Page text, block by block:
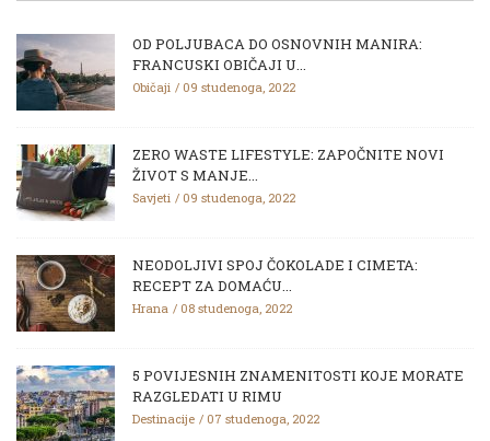
OD POLJUBACA DO OSNOVNIH MANIRA:
FRANCUSKI OBIČAJI U...
Običaji 09 studenoga, 2022
ZERO WASTE LIFESTYLE: ZAPOČNITE NOVI
ŽIVOT S MANJE...
Savjeti 09 studenoga, 2022
NEODOLJIVI SPOJ ČOKOLADE I CIMETA:
RECEPT ZA DOMAĆU...
Hrana 08 studenoga, 2022
5 POVIJESNIH ZNAMENITOSTI KOJE MORATE
RAZGLEDATI U RIMU
Destinacije 07 studenoga, 2022